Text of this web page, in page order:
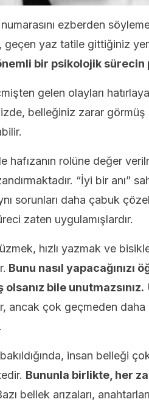
ezberden
geçen yaz tatile gittiğiniz
bir psikolojik sürecin
gelen olayları
belleğiniz zarar
hafızanın rolüne değer
“İyi bir anı”
sorunları daha çabuk
zaten uygulamışlardır.
hızlı yazmak ve
Bunu nasıl yapacağınızı
olsanız bile unutmazsınız.
ancak çok geçmeden
insan belleği
Bununla birlikte, her
bellek arızaları,